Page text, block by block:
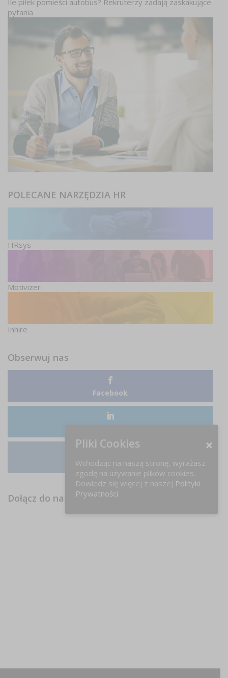
Ile piłek pomieści autobus? Rekruterzy zadają zaskakujące
pytania
POLECANE NARZĘDZIA HR
HRsys
Motivizer
Inhire
Obserwuj nas
Facebook
Instagram
Dołącz do nas na FB!
Pliki Cookies
Wchodząc na naszą stronę, wyrażasz
zgodę na używanie plików cookies.
Dowiedz się więcej z naszej Polityki
Prywatności